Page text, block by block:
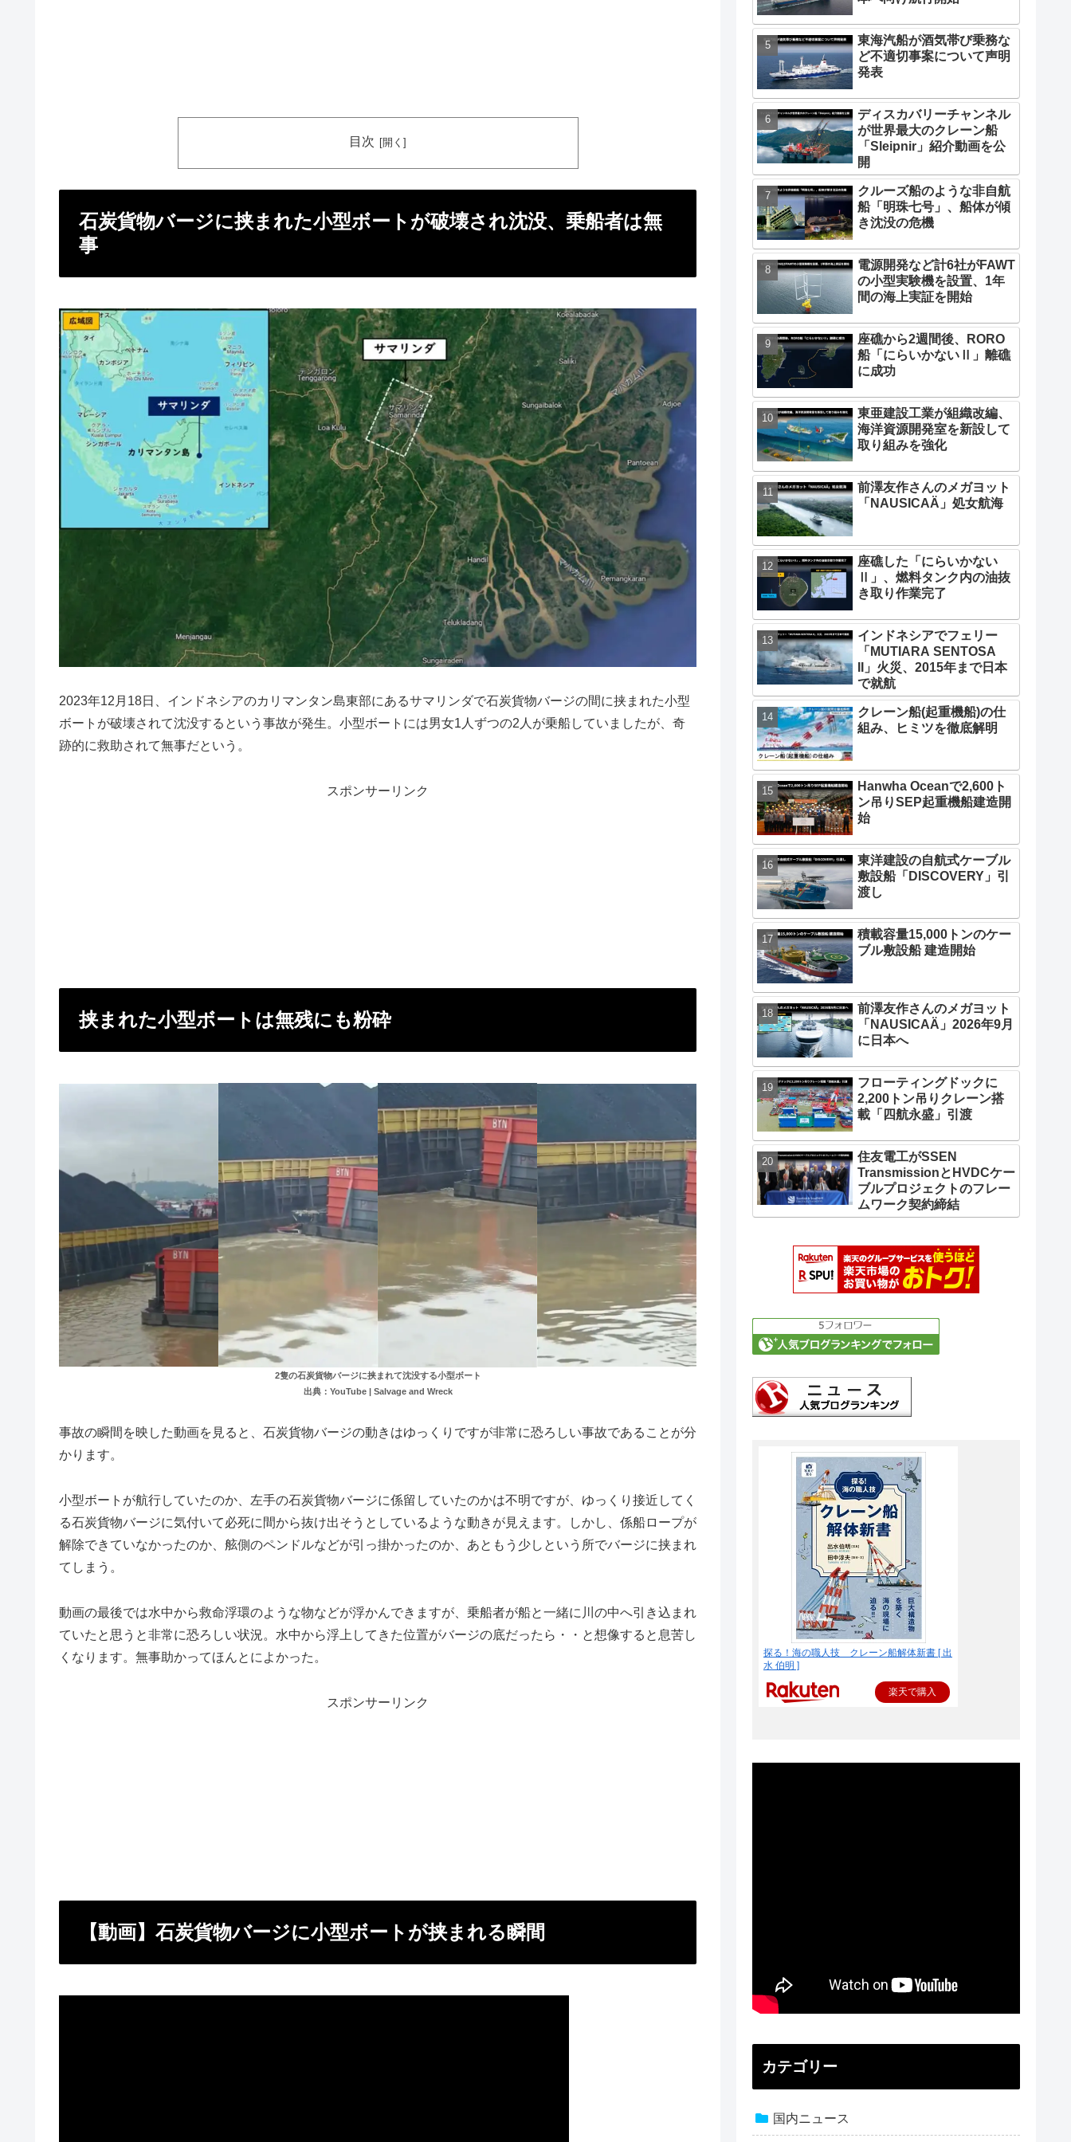
目次
石炭貨物バージに挟まれた小型ボートが破壊され沈没、乗船者は無
事
2023年12月18日、インドネシアのカリマンタン島東部にあるサマリンダで石炭貨物バージの間に挟まれた小型
ボートが破壊されて沈没するという事故が発生。小型ボートには男女1人ずつの2人が乗船していましたが、奇
跡的に救助されて無事だという。
スポンサーリンク
挟まれた小型ボートは無残にも粉砕
2隻の石炭貨物バージに挟まれて沈没する小型ボート
出典：YouTube | Salvage and Wreck
事故の瞬間を映した動画を見ると、石炭貨物バージの動きはゆっくりですが非常に恐ろしい事故であることが分
かります。
小型ボートが航行していたのか、左手の石炭貨物バージに係留していたのかは不明ですが、ゆっくり接近してく
る石炭貨物バージに気付いて必死に間から抜け出そうとしているような動きが見えます。しかし、係船ロープが
解除できていなかったのか、舷側のペンドルなどが引っ掛かったのか、あともう少しという所でバージに挟まれ
てしまう。
動画の最後では水中から救命浮環のような物などが浮かんできますが、乗船者が船と一緒に川の中へ引き込まれ
ていたと思うと非常に恐ろしい状況。水中から浮上してきた位置がバージの底だったら・・と想像すると息苦し
くなります。無事助かってほんとによかった。
スポンサーリンク
【動画】石炭貨物バージに小型ボートが挟まれる瞬間
東海汽船が酒気帯び乗務な
ど不適切事案について声明
発表
ディスカバリーチャンネル
が世界最大のクレーン船
「Sleipnir」紹介動画を公
開
クルーズ船のような非自航
船「明珠七号」、船体が傾
き沈没の危機
電源開発など計6社がFAWT
の小型実験機を設置、1年
間の海上実証を開始
座礁から2週間後、RORO
船「にらいかないⅡ」離礁
に成功
東亜建設工業が組織改編、
海洋資源開発室を新設して
取り組みを強化
前澤友作さんのメガヨット
「NAUSICAÄ」処女航海
座礁した「にらいかない
Ⅱ」、燃料タンク内の油抜
き取り作業完了
インドネシアでフェリー
「MUTIARA SENTOSA
II」火災、2015年まで日本
で就航
クレーン船(起重機船)の仕
組み、ヒミツを徹底解明
Hanwha Oceanで2,600ト
ン吊りSEP起重機船建造開
始
東洋建設の自航式ケーブル
敷設船「DISCOVERY」引
渡し
積載容量15,000トンのケー
ブル敷設船 建造開始
前澤友作さんのメガヨット
「NAUSICAÄ」2026年9月
に日本へ
フローティングドックに
2,200トン吊りクレーン搭
載「四航永盛」引渡
住友電工がSSEN
TransmissionとHVDCケー
ブルプロジェクトのフレー
ムワーク契約締結
探る！海の職人技 クレーン船解体新書 [ 出
水 伯明 ]
楽天で購入
カテゴリー
国内ニュース